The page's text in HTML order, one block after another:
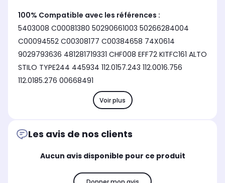
100% Compatible avec les références :
5403008 C00081380 50290661003 50266284004
C00094552 C00308177 C00384658 74X0614
9029793636 481281719331 CHF008 EFF72 KITFC161 ALTO
STILO TYPE244 445934 112.0157.243 112.0016.756
112.0185.276 00668491
Voir plus
Les avis de nos clients
Aucun avis disponible pour ce produit